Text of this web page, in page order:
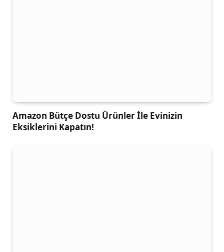
Amazon Bütçe Dostu Ürünler İle Evinizin
Eksiklerini Kapatın!